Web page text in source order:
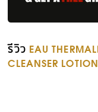
รีวิว EAU
CLEANSER LOTION